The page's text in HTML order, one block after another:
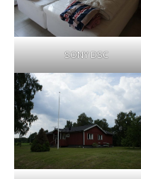
SONY DSC